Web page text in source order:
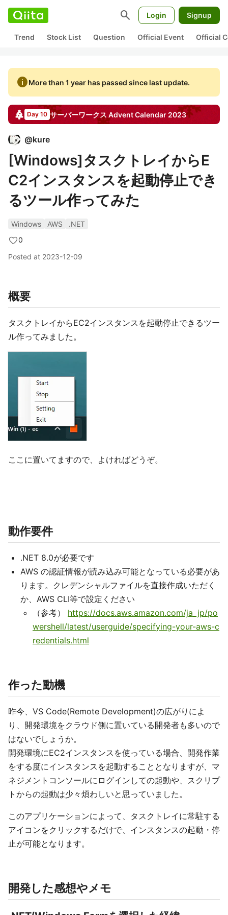
search Login Signup
Trend Stock List Question Official Event Official
infoMore than 1 year has passed since last update.
Day 10 サーバーワークス Advent Calendar 2023
@kure
[Windows]タスクトレイからE
C2インスタンスを起動停止でき
るツール作ってみた
Windows AWS
.NET
0
Posted at 2023-12-09
概要
タスクトレイからEC2インスタンスを起動停止できるツー
ル作ってみました。
ここに置いてますので、よければどうぞ。
動作要件
.NET 8.0が必要です
AWS の認証情報が読み込み可能となっている必要があ
ります。クレデンシャルファイルを直接作成いただく
か、AWS CLI等で設定ください
（参考） https://docs.aws.amazon.com/ja_jp/po
wershell/latest/userguide/specifying-your-aws-c
redentials.html
作った動機
昨今、VS Code(Remote Development)の広がりによ
り、開発環境をクラウド側に置いている開発者も多いので
はないでしょうか。
開発環境にEC2インスタンスを使っている場合、開発作業
をする度にインスタンスを起動することとなりますが、マ
ネジメントコンソールにログインしての起動や、スクリプ
トからの起動は少々煩わしいと思っていました。
このアプリケーションによって、タスクトレイに常駐する
アイコンをクリックするだけで、インスタンスの起動・停
止が可能となります。
開発した感想やメモ